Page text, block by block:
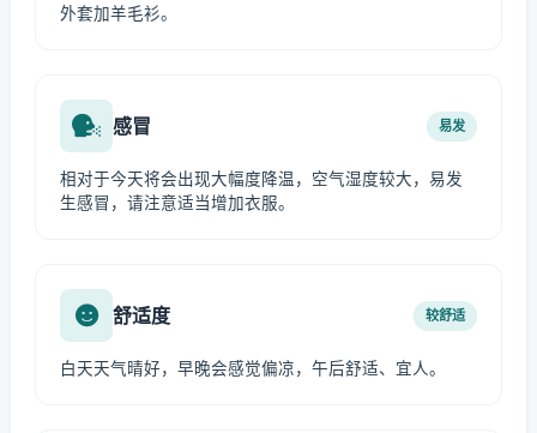
外套加羊毛衫。
感冒 易发
相对于今天将会出现大幅度降温，空气湿度较大，易发
生感冒，请注意适当增加衣服。
舒适度 较舒适
白天天气晴好，早晚会感觉偏凉，午后舒适、宜人。